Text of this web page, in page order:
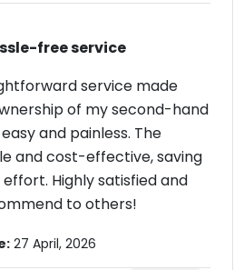
free service
service made
of my second-hand
and painless. The
and cost-effective, saving
Highly satisfied and
to others!
27 April, 2026